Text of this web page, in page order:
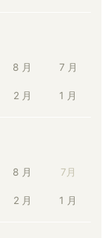
8 月 7 月
2 月 1 月
8 月 7月
2 月 1 月